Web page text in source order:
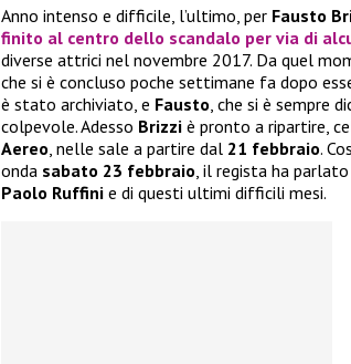
Anno intenso e difficile, l’ultimo, per Fausto
finito al centro dello scandalo per via di
diverse attrici nel novembre 2017. Da quel
che si è concluso poche settimane fa dopo
è stato archiviato, e Fausto, che si è sempre
colpevole. Adesso Brizzi è pronto a ripartire,
Aereo, nelle sale a partire dal 21 febbraio.
onda sabato 23 febbraio, il regista ha
Paolo Ruffini e di questi ultimi difficili mesi.